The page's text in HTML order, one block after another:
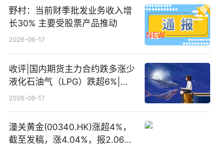
野村：当前财季批发业务收入增
长30% 主要受股票产品推动
2026-06-17
收评|国内期货主力合约跌多涨少
液化石油气（LPG）跌超6%|头
条焦点
2026-06-17
潼关黄金(00340.HK)涨超4%，
截至发稿，涨4.04%，报2.06港